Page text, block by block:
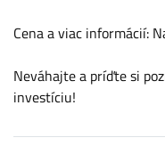
Cena a viac informácií:
Neváhajte a príďte si
investíciu!